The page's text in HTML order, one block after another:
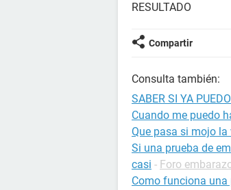
RESULTADO
Compartir
Consulta también:
SABER SI YA
Cuando me puedo
Que pasa si mojo
Si una prueba de
casi - Foro
Como funciona una